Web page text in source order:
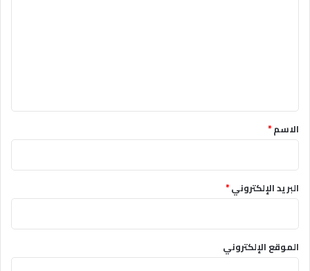
الاسم*
البريد الإلكتروني*
الموقع الإلكتروني